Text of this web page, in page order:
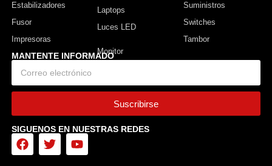
Estabilizadores
Fusor
Impresoras
Laptops
Luces LED
Suministros
Switches
Tambor
MANTENTE INFORMADO
Suscribirse
SIGUENOS EN NUESTRAS REDES